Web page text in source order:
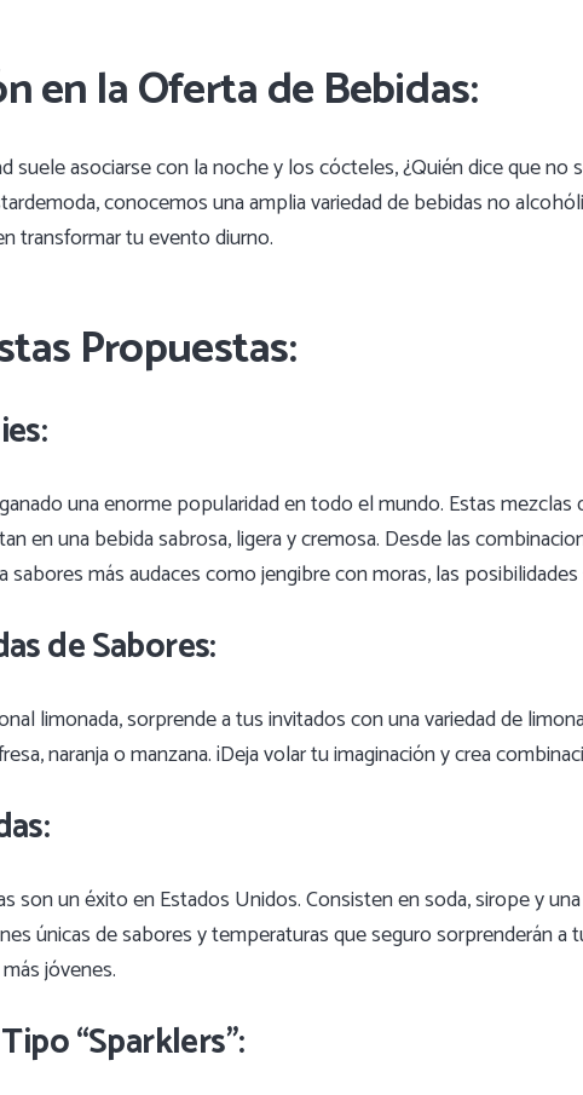
en la Oferta de Bebidas:
suele asociarse con la noche y los cócteles, ¿Quién dice que no
conocemos una amplia variedad de bebidas no
transformar tu evento diurno.
Propuestas:
una enorme popularidad en todo el mundo. Estas mezclas
en una bebida sabrosa, ligera y cremosa. Desde las
sabores más audaces como jengibre con moras, las
de Sabores:
limonada, sorprende a tus invitados con una variedad de
naranja o manzana. ¡Deja volar tu imaginación y crea
son un éxito en Estados Unidos. Consisten en soda, sirope y
únicas de sabores y temperaturas que seguro sorprenderán a
jóvenes.
“Sparklers”: